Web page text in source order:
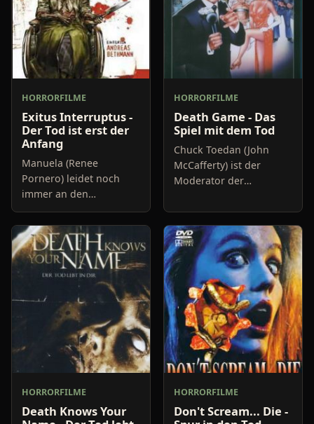
HORRORFILME
Exitus Interruptus -
Der Tod ist erst der
Anfang
Manuela (Renee
Pornero) leidet noch
immer an den
Erinnerungen an ein
schreckliches Ereignis,
das sich vor fünf Jahren
zugetragen hat. Damals
wurde sie von ein
HORRORFILME
Death Game - Das
Spiel mit dem Tod
Chuck Toedan (John
McCafferty) ist der
Moderator der
Gameshow "Live or Die",
in der zum Tode
verurteilte Verbrecher
die Chance
HORRORFILME
Death Knows Your
HORRORFILME
Don't Scream... Die -